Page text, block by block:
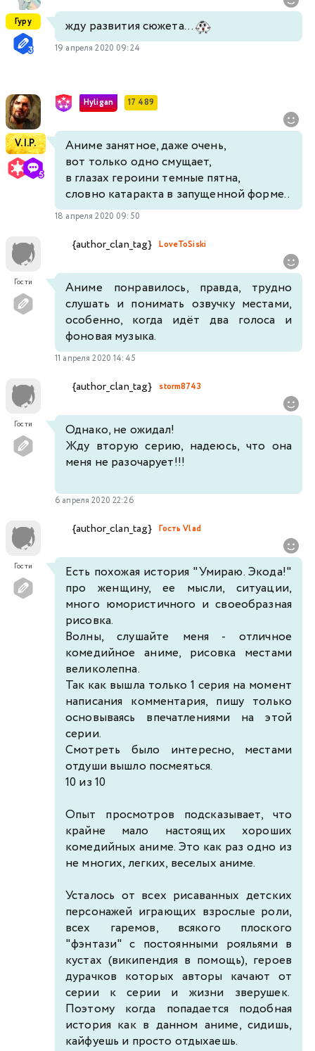
Гуру жду развития сюжета...
19 апреля 2020 09:24
V.I.P.
Hyligan 17 489
Аниме занятное, даже очень,
вот только одно смущает,
в глазах героини темные пятна,
словно катаракта в запущенной форме..
18 апреля 2020 09:50
Гости
{author_clan_tag} LoveToSiski
Аниме понравилось, правда, трудно
слушать и понимать озвучку местами,
особенно, когда идёт два голоса и
фоновая музыка.
11 апреля 2020 14:45
Гости
{author_clan_tag} storm8743
Однако, не ожидал!
Жду вторую серию, надеюсь, что она
меня не разочарует!!!
6 апреля 2020 22:26
Гости
{author_clan_tag} Гость Vlad
Есть похожая история "Умираю. Экода!"
про женщину, ее мысли, ситуации,
много юмористичного и своеобразная
рисовка.
Волны, слушайте меня - отличное
комедийное аниме, рисовка местами
великолепна.
Так как вышла только 1 серия на момент
написания комментария, пишу только
основываясь впечатлениями на этой
серии.
Смотреть было интересно, местами
отдуши вышло посмеяться.
10 из 10
Опыт просмотров подсказывает, что
крайне мало настоящих хороших
комедийных аниме. Это как раз одно из
не многих, легких, веселых аниме.
Усталось от всех рисаванных детских
персонажей играющих взрослые роли,
всех гаремов, всякого плоского
"фэнтази" с постоянными рояльями в
кустах (википендия в помощь), героев
дурачков которых авторы качают от
серии к серии и жизни зверушек.
Поэтому когда попадается подобная
история как в данном аниме, сидишь,
кайфуешь и просто отдыхаешь.